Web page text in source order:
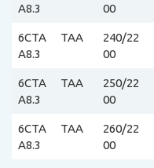
A8.3
00
6CTA
A8.3
TAA
240/22
00
6CTA
A8.3
TAA
250/22
00
6CTA
A8.3
TAA
260/22
00